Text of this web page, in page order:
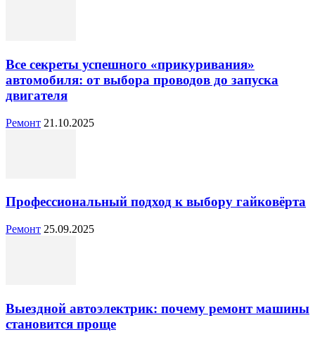
Все секреты успешного «прикуривания»
автомобиля: от выбора проводов до запуска
двигателя
Ремонт 21.10.2025
Профессиональный подход к выбору гайковёрта
Ремонт 25.09.2025
Выездной автоэлектрик: почему ремонт машины
становится проще